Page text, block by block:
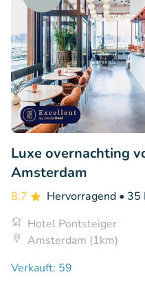
Luxe overnachting
Amsterdam
8.7 Hervorragend • 35
Hotel Pontsteiger
Amsterdam (1km)
Verkauft: 59